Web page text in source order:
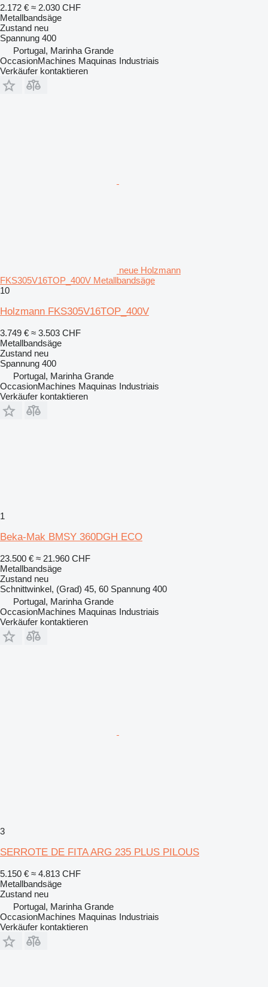
2.172 € ≈ 2.030 CHF
Metallbandsäge
Zustand neu
Spannung 400
Portugal, Marinha Grande
OccasionMachines Maquinas Industriais
Verkäufer kontaktieren
neue Holzmann
FKS305V16TOP_400V Metallbandsäge
10
Holzmann FKS305V16TOP_400V
3.749 € ≈ 3.503 CHF
Metallbandsäge
Zustand neu
Spannung 400
Portugal, Marinha Grande
OccasionMachines Maquinas Industriais
Verkäufer kontaktieren
1
Beka-Mak BMSY 360DGH ECO
23.500 € ≈ 21.960 CHF
Metallbandsäge
Zustand neu
Schnittwinkel, (Grad) 45, 60 Spannung 400
Portugal, Marinha Grande
OccasionMachines Maquinas Industriais
Verkäufer kontaktieren
3
SERROTE DE FITA ARG 235 PLUS PILOUS
5.150 € ≈ 4.813 CHF
Metallbandsäge
Zustand neu
Portugal, Marinha Grande
OccasionMachines Maquinas Industriais
Verkäufer kontaktieren